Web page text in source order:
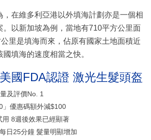
，在維多利亞港以外填海計劃亦是一個相
。以新加坡為例，當地有710平方公里面
里是填海而來，佔原有國家土地面積近
填海的速度相當之快。
國FDA認證 激光生髮頭盔
及評價No. 1
」優惠碼額外減$100
用 8週後效果已經顯著
日25分鐘 髮量明顯增加